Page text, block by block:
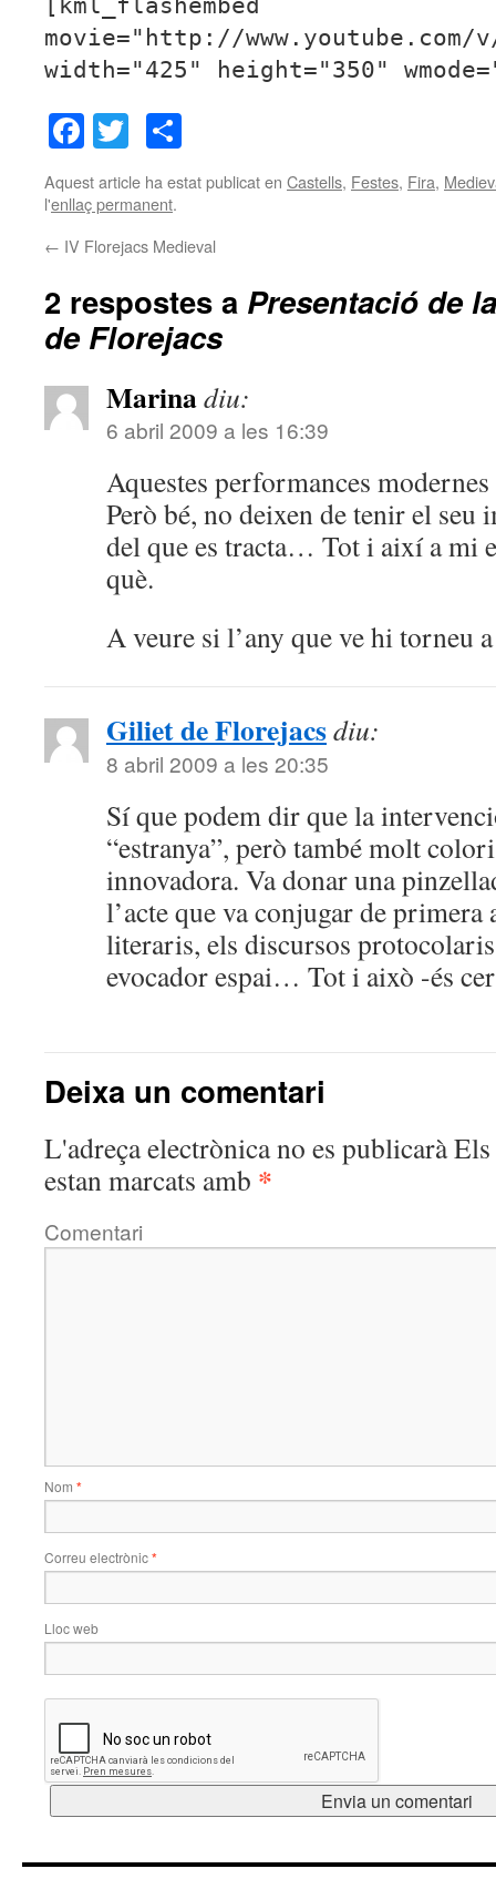
[kml_flashembed
movie="http://www.youtube.com/v/
width="425" height="350"
Facebook
Twitter
Aquest article ha estat publicat en Castells, Festes, Fira,
l'enllaç permanent.
← IV Florejacs Medieval
2 respostes a Presentació de
de Florejacs
Marinadiu:
6 abril 2009 a les 16:39
Aquestes performances
Però bé, no deixen de tenir el seu
del que es tracta… Tot i així a mi
què.
A veure si l’any que ve hi torneu
Giliet de Florejacsdiu:
8 abril 2009 a les 20:35
Sí que podem dir que la
“estranya”, però també molt
innovadora. Va donar una
l’acte que va conjugar de primera
literaris, els discursos
evocador espai… Tot i això -és
Deixa un comentari
L'adreça electrònica no es publicaràEls
estan marcats amb *
Comentari
Nom *
Correu electrònic*
Lloc web